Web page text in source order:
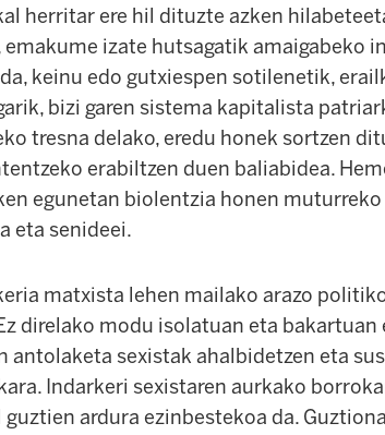
herritar ere hil dituzte azken
emakume izate hutsagatik amaigabeko
keinu edo gutxiespen sotilenetik,
bizi garen sistema kapitalista
tresna delako, eredu honek sortzen
erabiltzen duen baliabidea.
egunetan biolentzia honen
eta senideei.
matxista lehen mailako arazo
direlako modu isolatuan eta bakartuan
antolaketa sexistak ahalbidetzen eta
Indarkeri sexistaren aurkako
ardura ezinbestekoa da.